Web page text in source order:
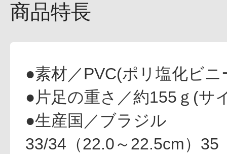
ご利用ガイド
商品特長
●素材／PVC(ポリ塩化ビニ
●片足の重さ／約155ｇ(サ
●生産国／ブラジル
33/34（22.0～22.5cm）35